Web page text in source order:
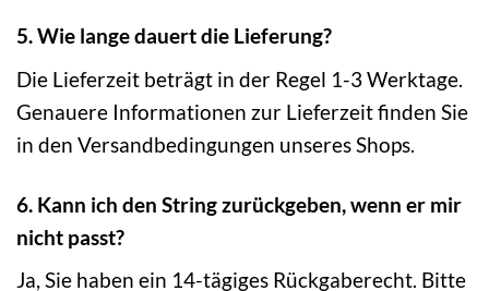
5. Wie lange dauert die Lieferung?
Die Lieferzeit beträgt in der Regel 1-3 Werktage.
Genauere Informationen zur Lieferzeit finden Sie
in den Versandbedingungen unseres Shops.
6. Kann ich den String zurückgeben, wenn er mir
nicht passt?
Ja, Sie haben ein 14-tägiges Rückgaberecht. Bitte